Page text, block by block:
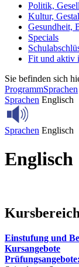
Politik,
Kultur,
Gesundheit,
Specials
Fit und aktiv
Sie befinden sich
ProgrammSprachen
Sprachen Englisch
Sprachen Englisch
Englisch
Einstufung und
Kursangebote